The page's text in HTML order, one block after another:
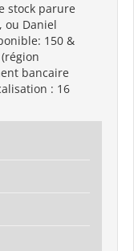
stock parure
ou Daniel
150 &
bancaire
: 16